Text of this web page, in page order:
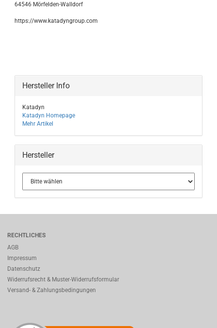
64546 Mörfelden-Walldorf
https://www.katadyngroup.com
Hersteller Info
Katadyn
Katadyn Homepage
Mehr Artikel
Hersteller
RECHTLICHES
AGB
Impressum
Datenschutz
Widerrufsrecht & Muster-Widerrufsformular
Versand- & Zahlungsbedingungen